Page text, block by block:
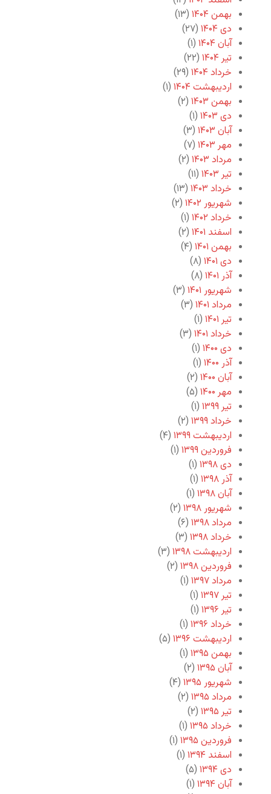
بهمن ۱۴۰۴
(۱۳)
دی ۱۴۰۴
(۲۷)
آبان ۱۴۰۴
(۱)
تیر ۱۴۰۴
(۲۲)
خرداد ۱۴۰۴
(۲۹)
اردیبهشت ۱۴۰۴
(۱)
بهمن ۱۴۰۳
(۲)
دی ۱۴۰۳
(۱)
آبان ۱۴۰۳
(۳)
مهر ۱۴۰۳
(۷)
مرداد ۱۴۰۳
(۲)
تیر ۱۴۰۳
(۱۱)
خرداد ۱۴۰۳
(۱۳)
شهریور ۱۴۰۲
(۲)
خرداد ۱۴۰۲
(۱)
اسفند ۱۴۰۱
(۲)
بهمن ۱۴۰۱
(۴)
دی ۱۴۰۱
(۸)
آذر ۱۴۰۱
(۸)
شهریور ۱۴۰۱
(۳)
مرداد ۱۴۰۱
(۳)
تیر ۱۴۰۱
(۱)
خرداد ۱۴۰۱
(۳)
دی ۱۴۰۰
(۱)
آذر ۱۴۰۰
(۱)
آبان ۱۴۰۰
(۲)
مهر ۱۴۰۰
(۵)
تیر ۱۳۹۹
(۱)
خرداد ۱۳۹۹
(۲)
اردیبهشت ۱۳۹۹
(۴)
فروردین ۱۳۹۹
(۱)
دی ۱۳۹۸
(۱)
آذر ۱۳۹۸
(۱)
آبان ۱۳۹۸
(۱)
شهریور ۱۳۹۸
(۲)
مرداد ۱۳۹۸
(۶)
خرداد ۱۳۹۸
(۳)
اردیبهشت ۱۳۹۸
(۳)
فروردین ۱۳۹۸
(۲)
مرداد ۱۳۹۷
(۱)
تیر ۱۳۹۷
(۱)
تیر ۱۳۹۶
(۱)
خرداد ۱۳۹۶
(۱)
اردیبهشت ۱۳۹۶
(۵)
بهمن ۱۳۹۵
(۱)
آبان ۱۳۹۵
(۲)
شهریور ۱۳۹۵
(۴)
مرداد ۱۳۹۵
(۲)
تیر ۱۳۹۵
(۲)
خرداد ۱۳۹۵
(۱)
فروردین ۱۳۹۵
(۱)
اسفند ۱۳۹۴
(۱)
دی ۱۳۹۴
(۵)
آبان ۱۳۹۴
(۱)